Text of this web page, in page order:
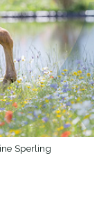
Sperling